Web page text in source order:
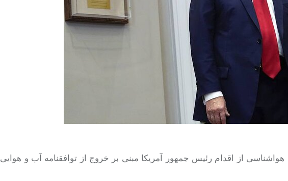
از اقدام رئیس جمهور آمریکا مبنی بر خروج از توافقنامه آب و هوایی